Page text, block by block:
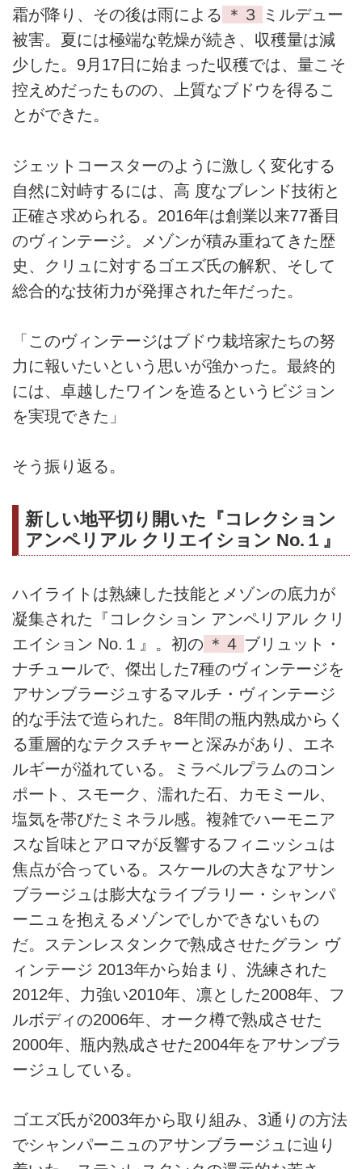
霜が降り、その後は雨による ＊３
ミルデュー
被害。夏には極端な乾燥が続き、収穫量は減
少した。9月17日に始まった収穫では、量こそ
控えめだったものの、上質なブドウを得るこ
とができた。
ジェットコースターのように激しく変化する
自然に対峙するには、高 度なブレンド技術と
正確さ求められる。2016年は創業以来77番目
のヴィンテージ。メゾンが積み重ねてきた歴
史、クリュに対するゴエズ氏の解釈、そして
総合的な技術力が発揮された年だった。
「このヴィンテージはブドウ栽培家たちの努
力に報いたいという思いが強かった。最終的
には、卓越したワインを造るというビジョン
を実現できた」
そう振り返る。
新しい地平切り開いた『コレクション
アンペリアル クリエイション No.１』
ハイライトは熟練した技能とメゾンの底力が
凝集された『コレクション アンペリアル クリ
エイション No.１』。初の ＊４ ブリュット・
ナチュールで、傑出した7種のヴィンテージを
アサンブラージュするマルチ・ヴィンテージ
的な手法で造られた。8年間の瓶内熟成からく
る重層的なテクスチャーと深みがあり、エネ
ルギーが溢れている。ミラベルプラムのコン
ポート、スモーク、濡れた石、カモミール、
塩気を帯びたミネラル感。複雑でハーモニア
スな旨味とアロマが反響するフィニッシュは
焦点が合っている。スケールの大きなアサン
ブラージュは膨大なライブラリー・シャンパ
ーニュを抱えるメゾンでしかできないもの
だ。ステンレスタンクで熟成させたグラン ヴ
ィンテージ 2013年から始まり、洗練された
2012年、力強い2010年、凛とした2008年、フ
ルボディの2006年、オーク樽で熟成させた
2000年、瓶内熟成させた2004年をアサンブラ
ージュしている。
ゴエズ氏が2003年から取り組み、3通りの方法
でシャンパーニュのアサンブラージュに辿り